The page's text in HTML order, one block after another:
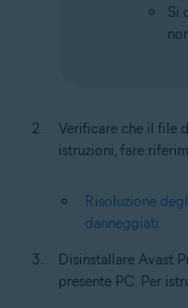
Si
Verificare che il file
istruzioni, fare
Risoluzione
danneggiati
Disinstallare Avast
presente PC. Per